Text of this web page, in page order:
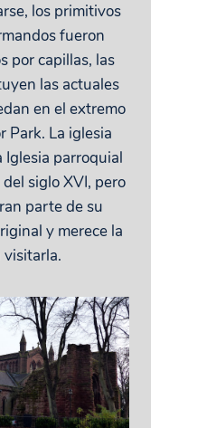
los primitivos
fueron
por capillas, las
las actuales
en el extremo
Park. La iglesia
Iglesia parroquial
siglo XVI, pero
parte de su
y merece la
visitarla.